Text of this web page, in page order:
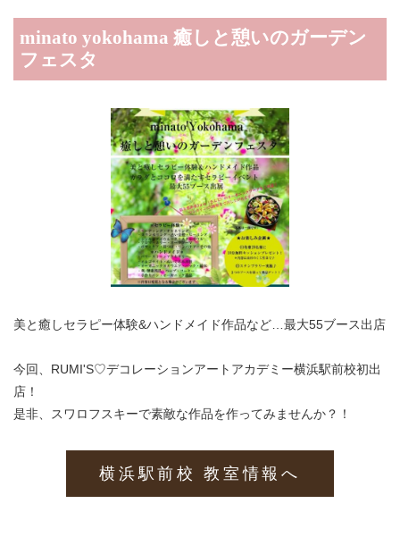
minato yokohama 癒しと憩いのガーデン
フェスタ
美と癒しセラピー体験&ハンドメイド作品など…最大55ブース出店
今回、RUMI'S♡デコレーションアートアカデミー横浜駅前校初出
店！
是非、スワロフスキーで素敵な作品を作ってみませんか？！
横浜駅前校 教室情報へ